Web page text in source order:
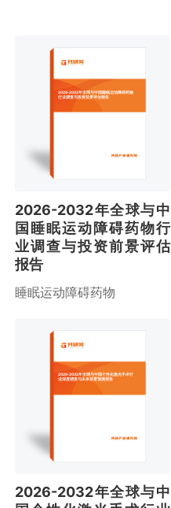
2026-2032年全球与中国睡眠运动障碍药物
行业调查与投资前景评估报告
2026-2032年全球与中
国睡眠运动障碍药物行
业调查与投资前景评估
报告
睡眠运动障碍药物
2026-2032年全球与中国个性化激光手术行
业深度调查与未来前景预测报告
2026-2032年全球与中